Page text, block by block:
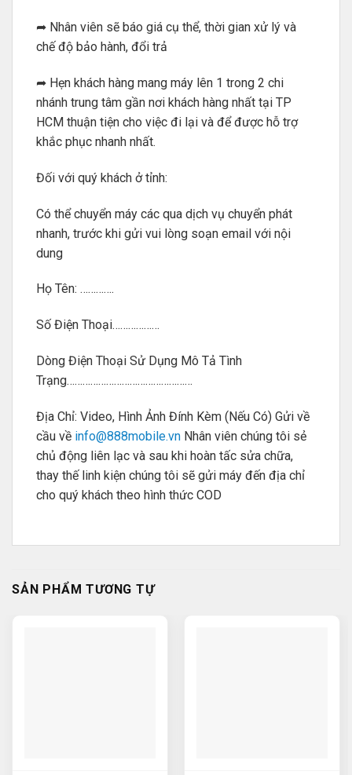
➦ Nhân viên sẽ báo giá cụ thể, thời gian xử lý và
chế độ bảo hành, đổi trả
➦ Hẹn khách hàng mang máy lên 1 trong 2 chi
nhánh trung tâm gần nơi khách hàng nhất tại TP
HCM thuận tiện cho việc đi lại và để được hỗ trợ
khắc phục nhanh nhất.
Đối với quý khách ở tỉnh:
Có thể chuyển máy các qua dịch vụ chuyển phát
nhanh, trước khi gửi vui lòng soạn email với nội
dung
Họ Tên: ………….
Số Điện Thoại………………
Dòng Điện Thoại Sử Dụng Mô Tả Tình
Trạng…………………………………………
Địa Chỉ: Video, Hình Ảnh Đính Kèm (Nếu Có) Gửi về
cầu về info@888mobile.vn Nhân viên chúng tôi sẻ
chủ động liên lạc và sau khi hoàn tấc sửa chữa,
thay thế linh kiện chúng tôi sẽ gửi máy đến địa chỉ
cho quý khách theo hình thức COD
SẢN PHẨM TƯƠNG TỰ